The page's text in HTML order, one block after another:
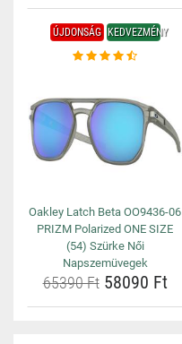
ÚJDONSÁG KEDVEZMÉNY
Oakley Latch Beta OO9436-06
PRIZM Polarized ONE SIZE
(54) Szürke Női
Napszemüvegek
65390 Ft58090 Ft